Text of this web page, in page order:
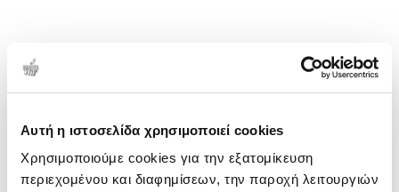
Αυτή η ιστοσελίδα χρησιμοποιεί cookies
Χρησιμοποιούμε cookies για την εξατομίκευση
περιεχομένου και διαφημίσεων, την παροχή λειτουργιών